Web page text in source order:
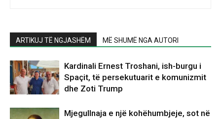
ARTIKUJ TË NGJASHËM MË SHUMË NGA AUTORI
Kardinali Ernest Troshani, ish-burgu i
Spaçit, të persekutuarit e komunizmit
dhe Zoti Trump
Mjegullnaja e një kohëhumbjeje, sot në